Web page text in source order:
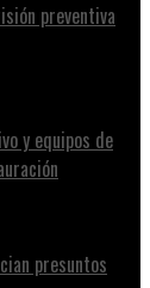
preventiva
y equipos de
presuntos